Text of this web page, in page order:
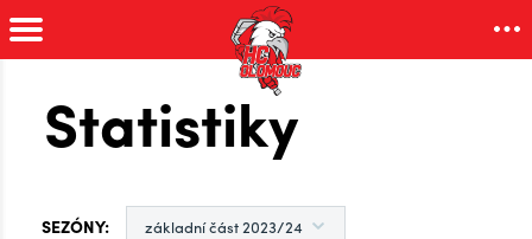
Statistiky
SEZÓNY: